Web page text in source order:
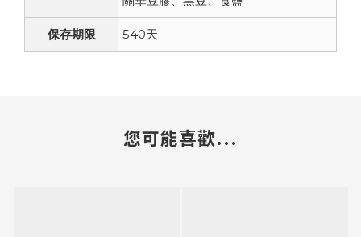
保存期限 540天
您可能喜歡...